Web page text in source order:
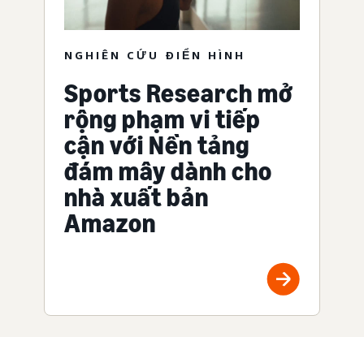
NGHIÊN CỨU ĐIỂN HÌNH
Sports Research mở
rộng phạm vi tiếp
cận với Nền tảng
đám mây dành cho
nhà xuất bản
Amazon